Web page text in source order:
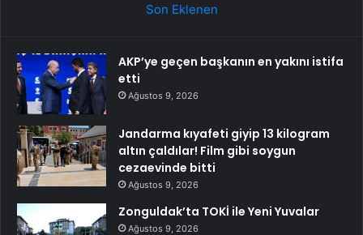
Son Eklenen
AKP’ye geçen başkanın en yakını istifa
etti
Ağustos 9, 2026
Jandarma kıyafeti giyip 13 kilogram
altın çaldılar! Film gibi soygun
cezaevinde bitti
Ağustos 9, 2026
Zonguldak’ta TOKİ ile Yeni Yuvalar
Ağustos 9, 2026